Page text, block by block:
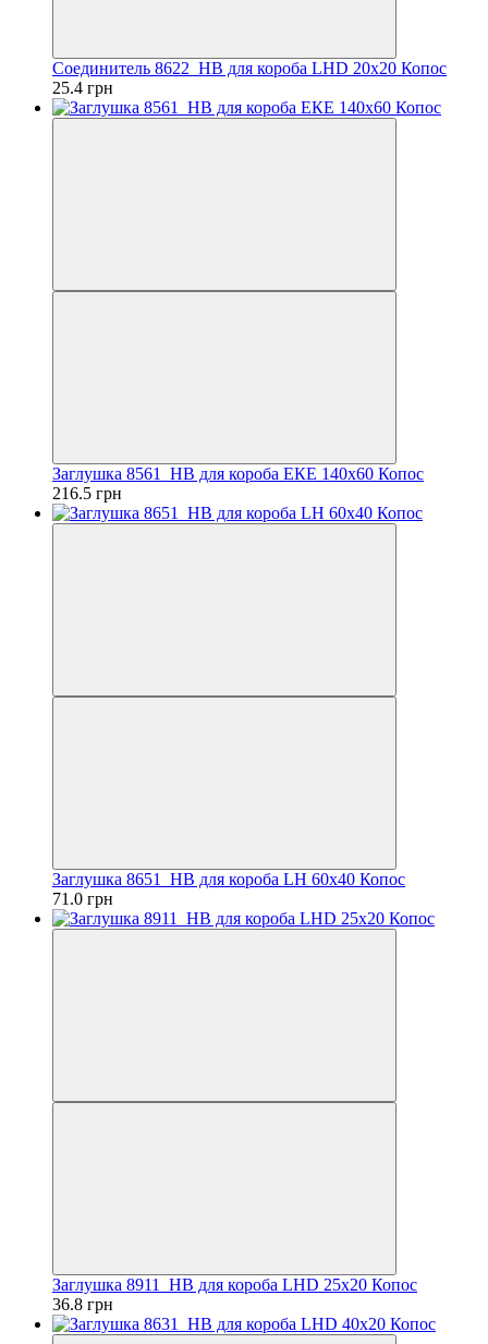
Соединитель 8622_HB для короба LHD 20х20 Копос
25.4 грн
Заглушка 8561_HB для короба ЕКЕ 140х60 Копос
216.5 грн
Заглушка 8651_HB для короба LH 60х40 Копос
71.0 грн
Заглушка 8911_HB для короба LHD 25х20 Копос
36.8 грн